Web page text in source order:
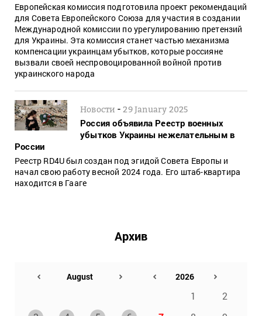
Европейская комиссия подготовила проект рекомендаций
для Совета Европейского Союза для участия в создании
Международной комиссии по урегулированию претензий
для Украины. Эта комиссия станет частью механизма
компенсации украинцам убытков, которые россияне
вызвали своей неспровоцированной войной против
украинского народа
Новости -29 January 2025
Россия объявила Реестр военных
убытков Украины нежелательным в
России
Реестр RD4U был создан под эгидой Совета Европы и
начал свою работу весной 2024 года. Его штаб-квартира
находится в Гааге
Архив
1
2